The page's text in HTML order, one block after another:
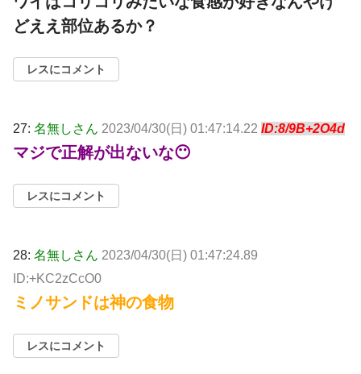
どええ部位あるか？
レスにコメント
27: 名無しさん 2023/04/30(日) 01:47:14.22 ID:8/9B+2O4d
マジで正解が出ないな😶
レスにコメント
28: 名無しさん 2023/04/30(日) 01:47:24.89
ID:+KC2zCcO0
ミノサンドは神の食物
レスにコメント